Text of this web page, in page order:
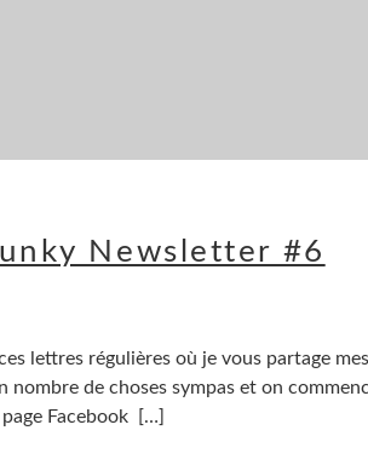
Newsletter #6
lettres régulières où je vous partage
de choses sympas et on
Facebook
[…]